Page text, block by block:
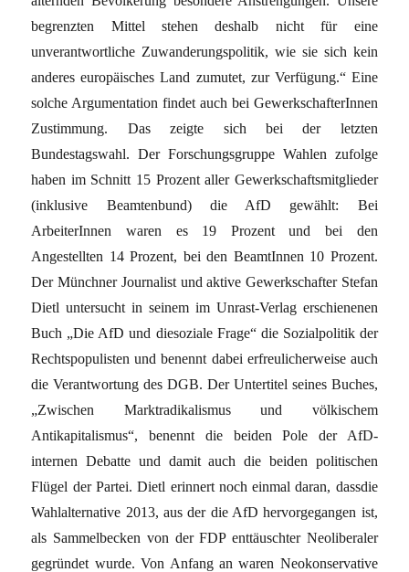
begrenzten Mittel stehen deshalb nicht für eine
unverantwortliche Zuwanderungspolitik, wie sie sich kein
anderes europäisches Land zumutet, zur Verfügung.“ Eine
solche Argumentation findet auch bei GewerkschafterInnen
Zustimmung. Das zeigte sich bei der letzten
Bundestagswahl. Der Forschungsgruppe Wahlen zufolge
haben im Schnitt 15 Prozent aller Gewerkschaftsmitglieder
(inklusive Beamtenbund) die AfD gewählt: Bei
ArbeiterInnen waren es 19 Prozent und bei den
Angestellten 14 Prozent, bei den BeamtInnen 10 Prozent.
Der Münchner Journalist und aktive Gewerkschafter Stefan
Dietl untersucht in seinem im Unrast-Verlag erschienenen
Buch „Die AfD und diesoziale Frage“ die Sozialpolitik der
Rechtspopulisten und benennt dabei erfreulicherweise auch
die Verantwortung des DGB. Der Untertitel seines Buches,
„Zwischen Marktradikalismus und völkischem
Antikapitalismus“, benennt die beiden Pole der AfD-
internen Debatte und damit auch die beiden politischen
Flügel der Partei. Dietl erinnert noch einmal daran, dassdie
Wahlalternative 2013, aus der die AfD hervorgegangen ist,
als Sammelbecken von der FDP enttäuschter Neoliberaler
gegründet wurde. Von Anfang an waren Neokonservative